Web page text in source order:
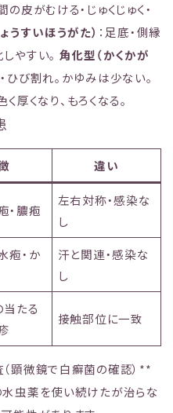
の皮がむける・じゅくじゅく・
うすいほうがた） ：足底・側縁
やすい。 角化型（かくかが
ひび割れ。かゆみは少ない。
く厚くなり、もろくなる。
違い
・膿疱
左右対称・感染な
し
疱・か
汗と関連・感染な
し
当たる
接触部位に一致
顕微鏡で白癬菌の確認）**
水虫薬を使い続けたが治らな